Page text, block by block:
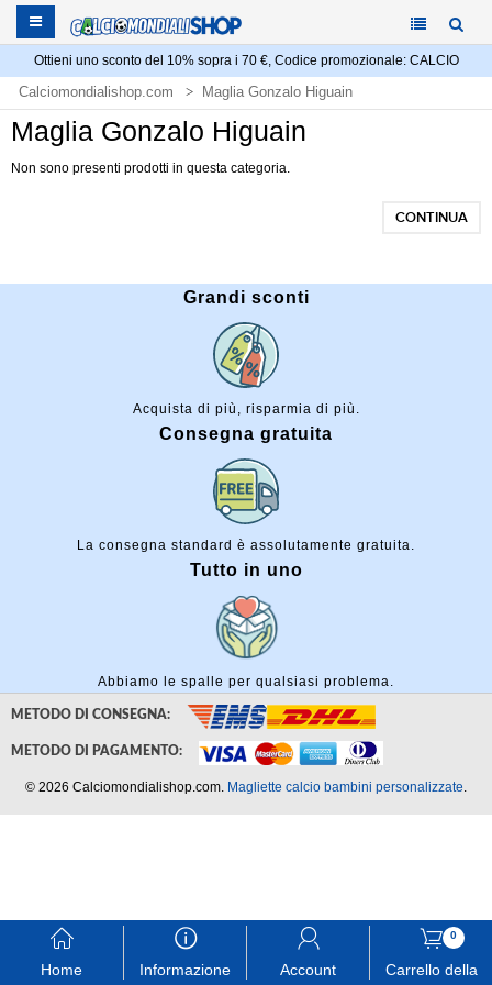
Ottieni uno sconto del 10% sopra i 70 €, Codice promozionale: CALCIO
Calciomondialishop.com Maglia Gonzalo Higuain
Maglia Gonzalo Higuain
Non sono presenti prodotti in questa categoria.
CONTINUA
Grandi sconti
Acquista di più, risparmia di più.
Consegna gratuita
La consegna standard è assolutamente gratuita.
Tutto in uno
Abbiamo le spalle per qualsiasi problema.
󰃱
Home
󰈢
Informazione
󰃳
Account
0
󰃦
Carrello della
METODO DI CONSEGNA:
METODO DI PAGAMENTO:
© 2026 Calciomondialishop.com. Magliette calcio bambini personalizzate.